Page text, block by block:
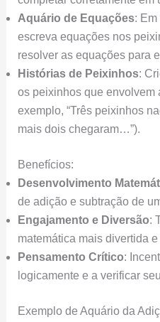
Aquário de Equações: Em
escreva equações nos
resolver as equações para
Histórias de Peixinhos:
os peixinhos que envolvem
exemplo, “Três peixinhos
mais dois chegaram…”).
Benefícios:
Desenvolvimento
de adição e subtração de
Engajamento e Diversão:
matemática mais divertida
Pensamento Crítico:
logicamente e a verificar
Exemplo de Aquário da